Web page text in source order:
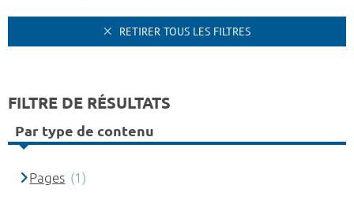
RETIRER TOUS LES FILTRES
FILTRE DE RÉSULTATS
Par type de contenu
Pages (1)